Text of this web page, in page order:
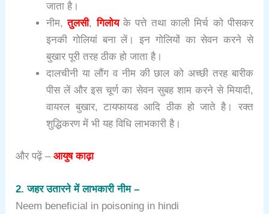
जाता है।
नीम,तुलसी,गिलोयके पत्ते तथा काली मिर्च को पीसकर
इनकी गोलियां बना लें। इन गोलियों का सेवन करने से
बुखार पूरी तरह ठीक हो जाता है।
दालचीनी या लौंग व नीम की छाल को अच्छी तरह बारीक
पीस लें और इस चूर्ण का सेवन सुबह शाम करने से मियादी,
वायरल बुखार, टायफायड आदि ठीक हो जाते है। रक्त
शुद्धिकरण में भी यह विधि लाभकारी है।
और पढ़ें – आयुष काढ़ा
2. जहर उतारने में लाभकारी नीम –
Neem beneficial in poisoning in hindi